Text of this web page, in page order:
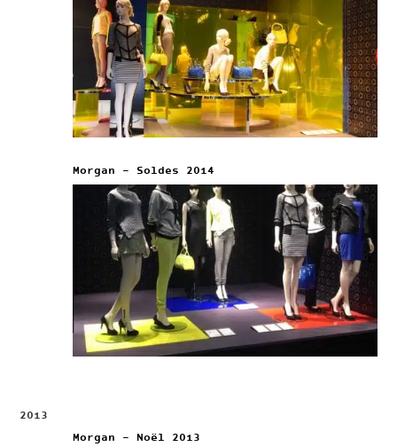
Morgan – Soldes 2014
2013
Morgan – Noël 2013